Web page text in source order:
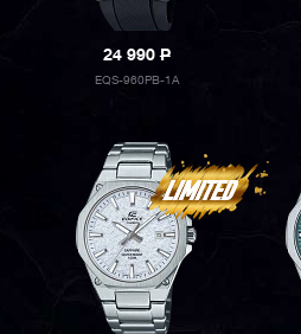
24 990P
EQS-960PB-1A